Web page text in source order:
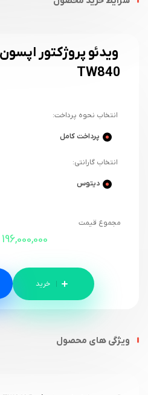
TW840
انتخاب نحوه پرداخت:
پرداخت کامل
انتخاب گارانتی:
دیتوس
مجموع قیمت
196,000,000
ویژگی های محصول